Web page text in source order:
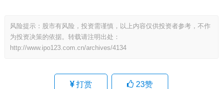
风险提示：股市有风险，投资需谨慎，以上内容仅供投资者参考，不作
为投资决策的依据。转载请注明出处：
http://www.ipo123.com.cn/archives/4134
打赏 23赞